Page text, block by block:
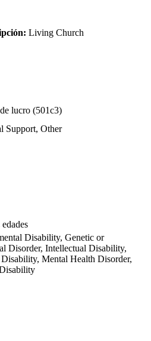
Living Church
lucro (501c3)
Support, Other
Disability, Genetic or
Disorder, Intellectual Disability,
Mental Health Disorder,